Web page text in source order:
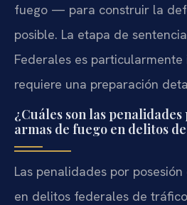
fuego — para construir la
posible. La etapa de
Federales es
requiere una preparación
¿Cuáles son las penalidades
armas de fuego en delitos
Las penalidades por
en delitos federales de